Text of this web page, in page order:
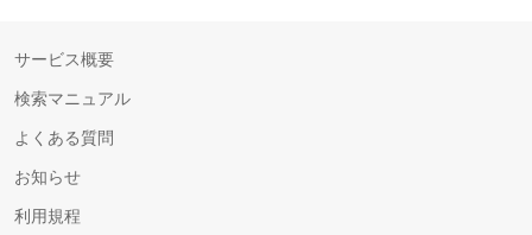
サービス概要
検索マニュアル
よくある質問
お知らせ
利用規程